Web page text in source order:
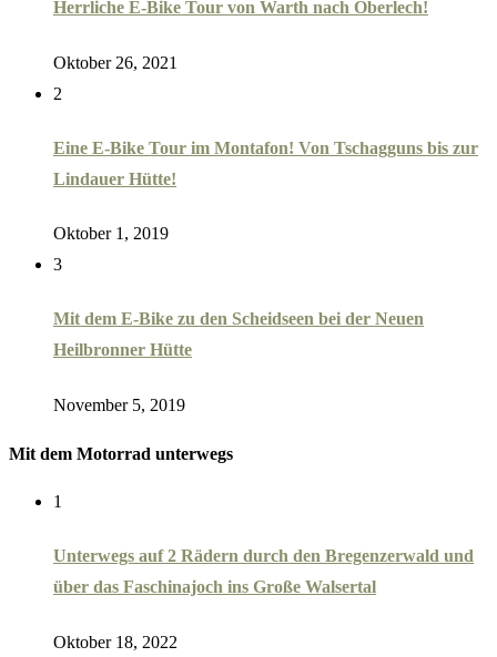
Herrliche E-Bike Tour von Warth nach Oberlech!
Oktober 26, 2021
2
Eine E-Bike Tour im Montafon! Von Tschagguns bis zur
Lindauer Hütte!
Oktober 1, 2019
3
Mit dem E-Bike zu den Scheidseen bei der Neuen
Heilbronner Hütte
November 5, 2019
Mit dem Motorrad unterwegs
1
Unterwegs auf 2 Rädern durch den Bregenzerwald und
über das Faschinajoch ins Große Walsertal
Oktober 18, 2022